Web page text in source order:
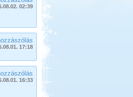
02:39
17:18
16:33